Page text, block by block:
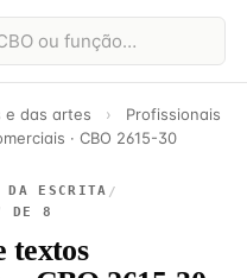
e das artes ›
Profissionais
· CBO 2615-30
DA ESCRITA /
DE 8
textos